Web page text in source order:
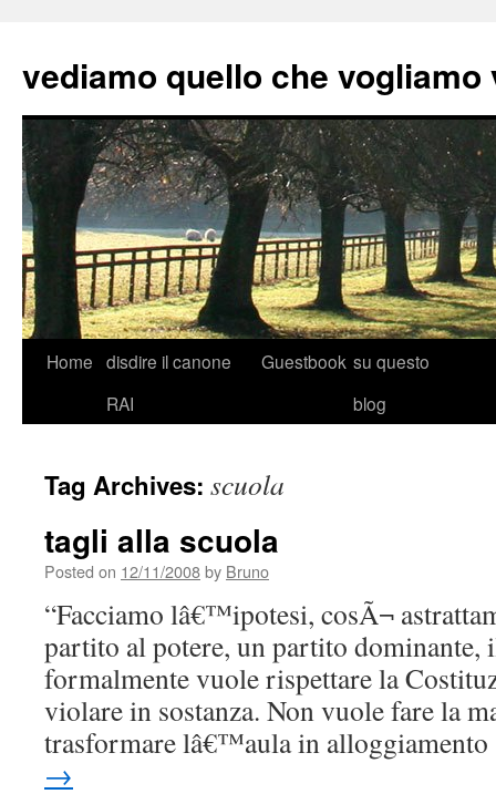
vediamo quello che vogliamo
Skip
Home disdire il canone
RAI
Guestbook su questo
blog
Tag Archives: scuola
tagli alla scuola
Posted on 12/11/2008by Bruno
“Facciamo lâ€™ipotesi, cosÃ¬
partito al potere, un partito dominante,
formalmente vuole rispettare la
violare in sostanza. Non vuole fare la
trasformare lâ€™aula in
→